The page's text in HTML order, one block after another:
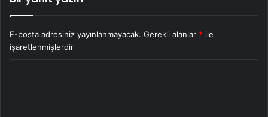
E-posta adresiniz yayınlanmayacak. Gerekli alanlar * ile
işaretlenmişlerdir